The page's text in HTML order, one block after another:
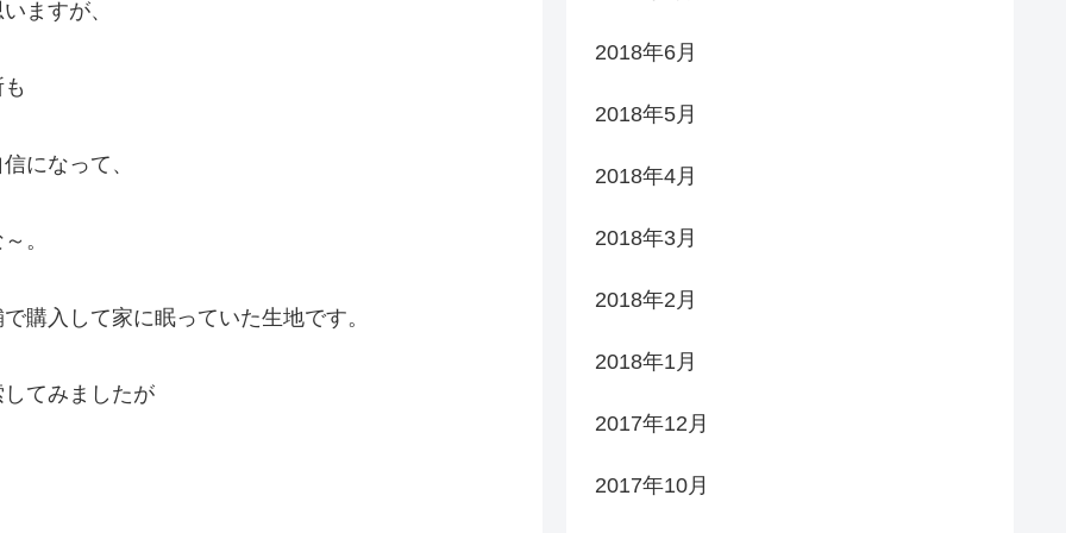
ますが、
になって、
。
購入して家に眠っていた生地です。
てみましたが
2018年6月
2018年5月
2018年4月
2018年3月
2018年2月
2018年1月
2017年12月
2017年10月